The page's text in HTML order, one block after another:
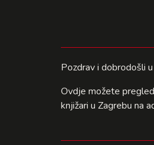
Pozdrav i dobrodošli
Ovdje možete
knjižari u Zagrebu na